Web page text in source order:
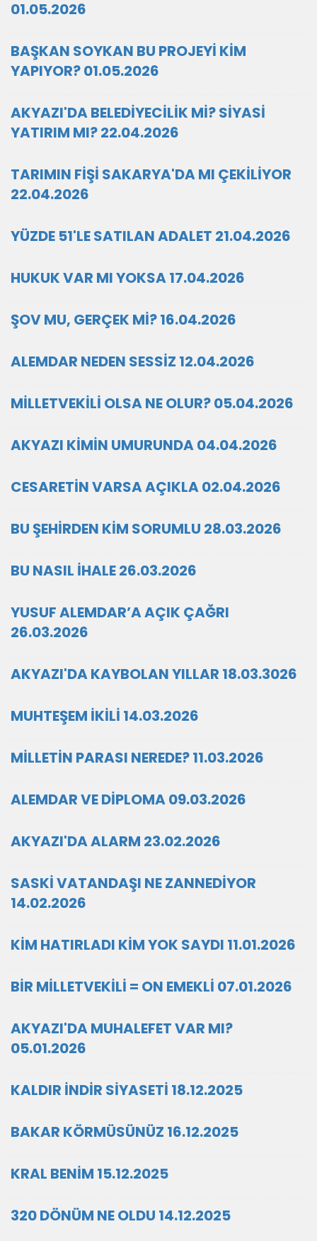
01.05.2026
BAŞKAN SOYKAN BU PROJEYİ KİM
YAPIYOR? 01.05.2026
AKYAZI'DA BELEDİYECİLİK Mİ? SİYASİ
YATIRIM MI? 22.04.2026
TARIMIN FİŞİ SAKARYA'DA MI ÇEKİLİYOR
22.04.2026
YÜZDE 51'LE SATILAN ADALET 21.04.2026
HUKUK VAR MI YOKSA 17.04.2026
ŞOV MU, GERÇEK Mİ? 16.04.2026
ALEMDAR NEDEN SESSİZ 12.04.2026
MİLLETVEKİLİ OLSA NE OLUR? 05.04.2026
AKYAZI KİMİN UMURUNDA 04.04.2026
CESARETİN VARSA AÇIKLA 02.04.2026
BU ŞEHİRDEN KİM SORUMLU 28.03.2026
BU NASIL İHALE 26.03.2026
YUSUF ALEMDAR’A AÇIK ÇAĞRI
26.03.2026
AKYAZI'DA KAYBOLAN YILLAR 18.03.3026
MUHTEŞEM İKİLİ 14.03.2026
MİLLETİN PARASI NEREDE? 11.03.2026
ALEMDAR VE DİPLOMA 09.03.2026
AKYAZI'DA ALARM 23.02.2026
SASKİ VATANDAŞI NE ZANNEDİYOR
14.02.2026
KİM HATIRLADI KİM YOK SAYDI 11.01.2026
BİR MİLLETVEKİLİ = ON EMEKLİ 07.01.2026
AKYAZI'DA MUHALEFET VAR MI?
05.01.2026
KALDIR İNDİR SİYASETİ 18.12.2025
BAKAR KÖRMÜSÜNÜZ 16.12.2025
KRAL BENİM 15.12.2025
320 DÖNÜM NE OLDU 14.12.2025